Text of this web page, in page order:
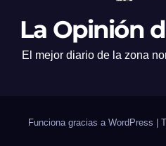
La Opinión
El mejor diario de la zona
Funciona gracias a WordPress